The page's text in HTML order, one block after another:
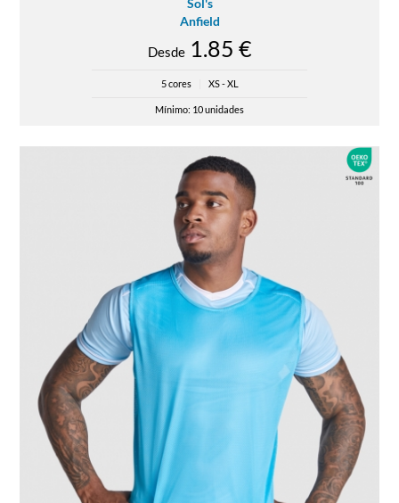
Sol's
Anfield
Desde1.85 €
5 cores XS - XL
Mínimo: 10 unidades